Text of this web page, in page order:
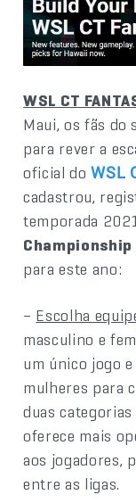
WSL CT
Maui, os fãs do
para rever a
oficial doWSL
cadastrou,
temporada
para este ano:
– Escolha
masculino e
um único jogo
mulheres para
duas
oferece mais
aos jogadores,
entre as ligas.